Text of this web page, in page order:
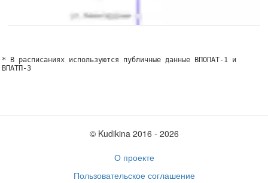
* В расписаниях используются публичные данные ВПОПАТ-1 и
ВПАТП-3
© Kudikina 2016 ‐ 2026
О проекте
Пользовательское соглашение